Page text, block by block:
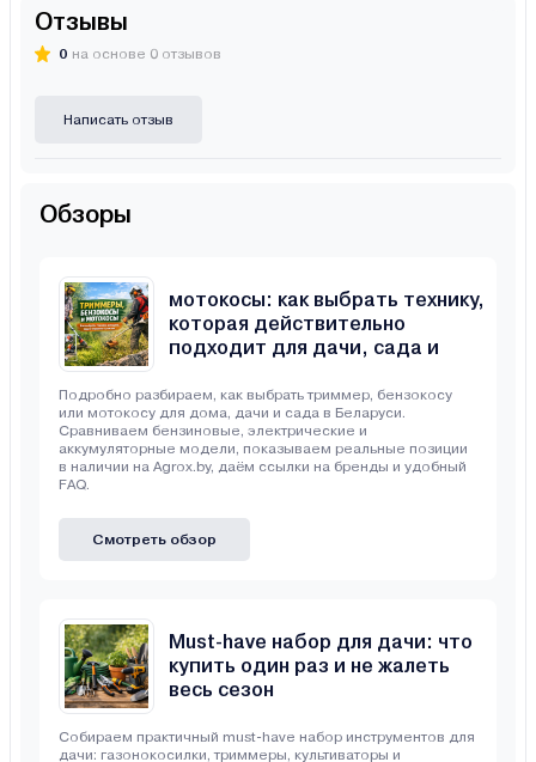
Отзывы
0 на основе 0 отзывов
Написать отзыв
Обзоры
мотокосы: как выбрать технику,
которая действительно
подходит для дачи, сада и
Подробно разбираем, как выбрать триммер, бензокосу
или мотокосу для дома, дачи и сада в Беларуси.
Сравниваем бензиновые, электрические и
аккумуляторные модели, показываем реальные позиции
в наличии на Agrox.by, даём ссылки на бренды и удобный
FAQ.
Смотреть обзор
Must-have набор для дачи: что
купить один раз и не жалеть
весь сезон
Собираем практичный must-have набор инструментов для
дачи: газонокосилки, триммеры, культиваторы и